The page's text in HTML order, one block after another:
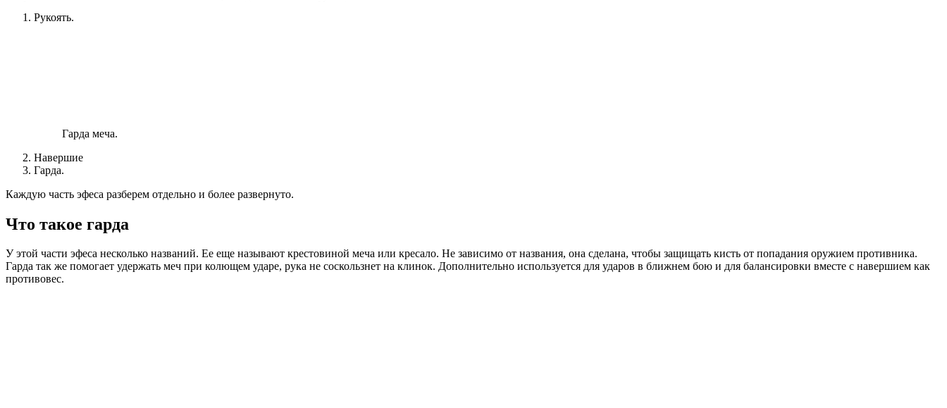
Рукоять.
Гарда меча.
Навершие
Гарда.
Каждую часть эфеса разберем отдельно и более развернуто.
Что такое гарда
У этой части эфеса несколько названий. Ее еще называют крестовиной меча или кресало. Не зависимо от названия, она сделана, чтобы защищать кисть от попадания оружием противника.
Гарда так же помогает удержать меч при колющем ударе, рука не соскользнет на клинок. Дополнительно используется для ударов в ближнем бою и для балансировки вместе с навершием как
противовес.